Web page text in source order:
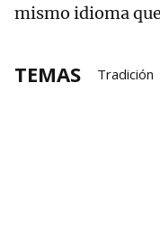
mismo idioma
TEMAS Tradición